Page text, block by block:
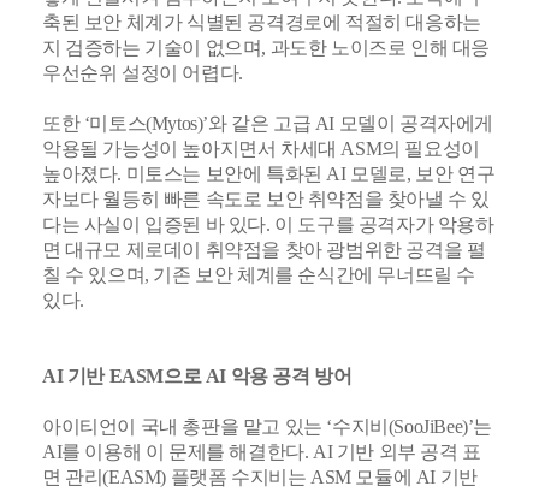
축된 보안 체계가 식별된 공격경로에 적절히 대응하는
지 검증하는 기술이 없으며, 과도한 노이즈로 인해 대응
우선순위 설정이 어렵다.
또한 ‘미토스(Mytos)’와 같은 고급 AI 모델이 공격자에게
악용될 가능성이 높아지면서 차세대 ASM의 필요성이
높아졌다. 미토스는 보안에 특화된 AI 모델로, 보안 연구
자보다 월등히 빠른 속도로 보안 취약점을 찾아낼 수 있
다는 사실이 입증된 바 있다. 이 도구를 공격자가 악용하
면 대규모 제로데이 취약점을 찾아 광범위한 공격을 펼
칠 수 있으며, 기존 보안 체계를 순식간에 무너뜨릴 수
있다.
AI 기반 EASM으로 AI 악용 공격 방어
아이티언이 국내 총판을 맡고 있는 ‘수지비(SooJiBee)’는
AI를 이용해 이 문제를 해결한다. AI 기반 외부 공격 표
면 관리(EASM) 플랫폼 수지비는 ASM 모듈에 AI 기반